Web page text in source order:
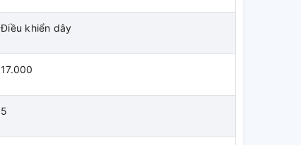
Điều khiển dây
17.000
5